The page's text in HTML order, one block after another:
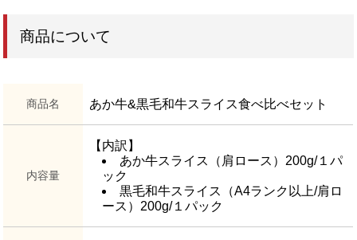
商品について
商品名 あか牛&黒毛和牛スライス食べ比べセット
内容量
【内訳】
あか牛スライス（肩ロース）200g/１パ
ック
黒毛和牛スライス（A4ランク以上/肩ロ
ース）200g/１パック